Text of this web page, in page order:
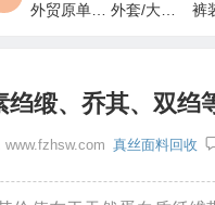
外贸原单/出口退货
缎、乔其、双绉
www.fzhsw.com 真丝面料回收